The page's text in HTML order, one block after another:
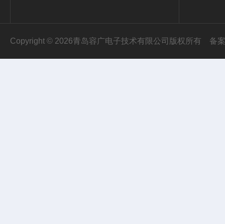
Copyright © 2026青岛容广电子技术有限公司版权所有 备